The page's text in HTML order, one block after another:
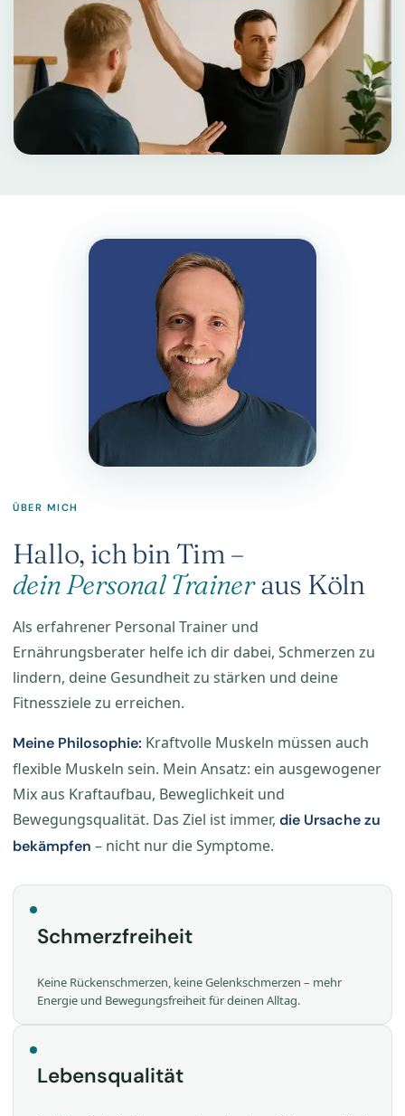
ÜBER MICH
Hallo, ich bin Tim –
dein Personal Traineraus Köln
Als erfahrener Personal Trainer und
Ernährungsberater helfe ich dir dabei, Schmerzen zu
lindern, deine Gesundheit zu stärken und deine
Fitnessziele zu erreichen.
Meine Philosophie: Kraftvolle Muskeln müssen auch
flexible Muskeln sein. Mein Ansatz: ein ausgewogener
Mix aus Kraftaufbau, Beweglichkeit und
Bewegungsqualität. Das Ziel ist immer, die Ursache zu
bekämpfen – nicht nur die Symptome.
Schmerzfreiheit
Keine Rückenschmerzen, keine Gelenkschmerzen – mehr
Energie und Bewegungsfreiheit für deinen Alltag.
Lebensqualität